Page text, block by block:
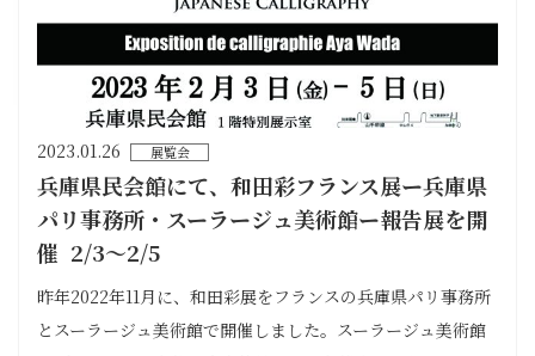
2023.01.26 展覧会
兵庫県民会館にて、和田彩フランス展ー兵庫県
パリ事務所・スーラージュ美術館ー報告展を開
催 2/3〜2/5
昨年2022年11月に、和田彩展をフランスの兵庫県パリ事務所
とスーラージュ美術館で開催しました。スーラージュ美術館